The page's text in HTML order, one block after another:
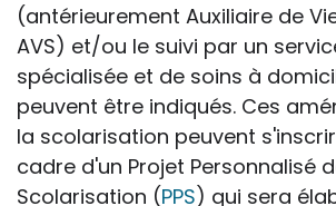
(antérieurement Auxiliaire de
AVS) et/ou le suivi par un
spécialisée et de soins à
peuvent être indiqués. Ces
la scolarisation peuvent
cadre d'un Projet Personnalisé
Scolarisation (PPS) qui sera